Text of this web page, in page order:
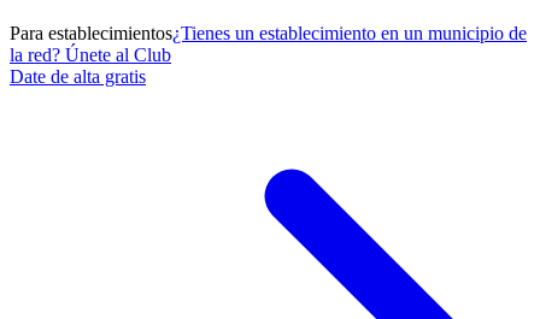
Para establecimientos¿Tienes un establecimiento en un municipio de
la red? Únete al Club
Date de alta gratis